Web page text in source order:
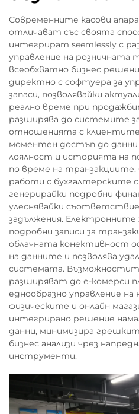
Современните касови
отличават със своята
интегрират seemlessly с
управление на розничната
всеобхватно бизнес
директно с софтуера за
запаси, позволявайки
реално време при
разширява до системите
отношенията с
моментен достъп до
лоялност и историята на
по време на
работи с бухгалтерските
генерирайки подробни
улеснявайки
задължения.
подробни записи за
облачната конективност
на данните и позволява
системата.
разширяват до е-комерси
еднообразно управление
физическите и онлайн
интегрирано решение
данни, минимизира
бизнес анализи чрез
инструменти.